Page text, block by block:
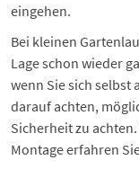
eingehen.
Bei kleinen
Lage schon wieder
wenn Sie sich selbst
darauf achten,
Sicherheit zu
Montageerfahren